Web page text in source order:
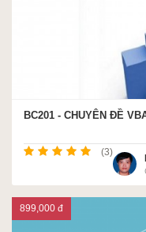
BC201 - CHUYÊN ĐỀ
(3)
899,000 đ